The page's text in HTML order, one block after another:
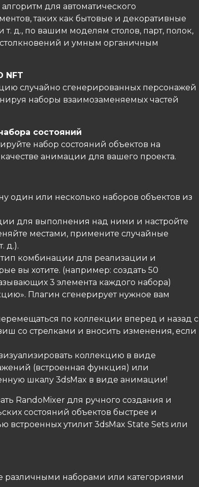
для автоматического
таких как бытовые и декоративные
д., по вашим моделям столов, парт, полок,
и умным органичным
NFT
случайно сгенерированных персонажей
наборы взаимозаменяемых частей
состояний
набор состояний объектов на
анимации для вашего проекта.
один или несколько наборов объектов из
для выполнения над ними и настройте
местами, примените случайные
д.).
комбинации для реализации и
вы хотите. (например: создать 50
3 элемента каждого набора)
Плагин сгенерирует нужное вам
по коллекции вперед и назад с
со стрелками и вносить изменения, если
коллекцию в виде
(встроенная функция) или
шкалу 3dsMax в виде анимации!
RandoMixer для ручного создания и
состояний объектов быстрее и
встроенных утилит 3dsMax State Sets или
различными наборами или категориями